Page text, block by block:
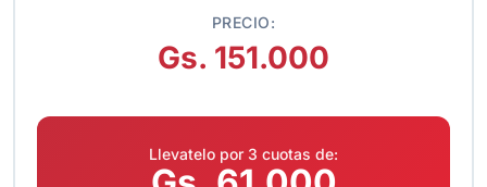
PRECIO:
Gs. 151.000
Llevatelo por 3 cuotas de: